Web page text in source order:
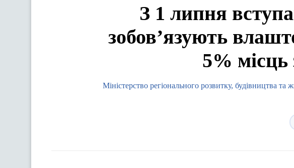
З 1 липня
зобов’язують
5% місць
Міністерство регіонального розвитку, будівництва